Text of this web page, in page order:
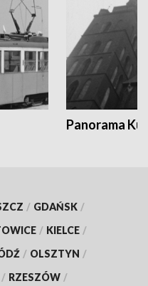
Panorama
/ GDAŃSK /
/ KIELCE /
/ OLSZTYN /
/ RZESZÓW /